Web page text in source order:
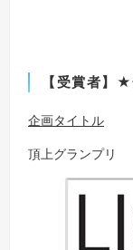
【受賞者
企画タイトル
頂上グランプリ